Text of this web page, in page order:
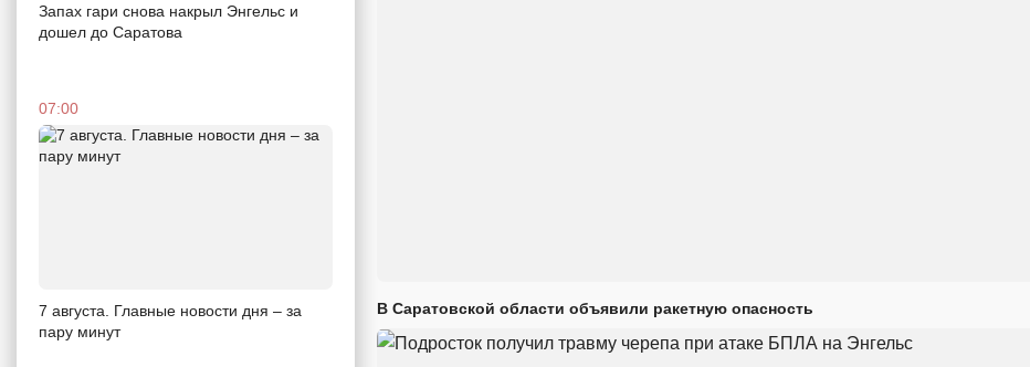
Запах гари снова накрыл Энгельс и
дошел до Саратова
07:00
7 августа. Главные новости дня – за
пару минут
В Саратовской области объявили ракетную опасность